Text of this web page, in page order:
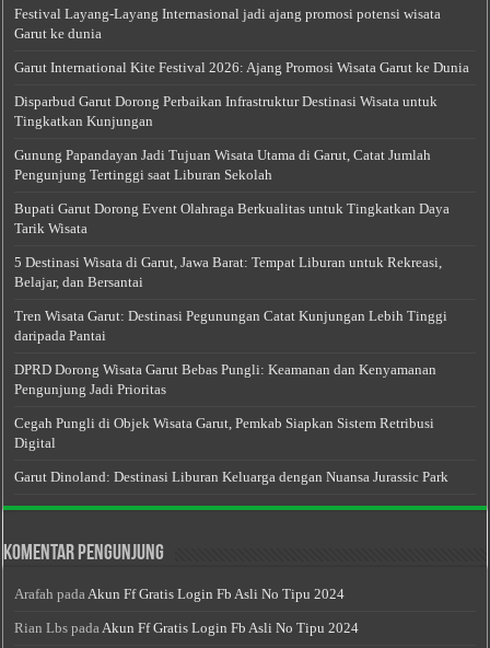
Festival Layang-Layang Internasional jadi ajang promosi potensi wisata
Garut ke dunia
Garut International Kite Festival 2026: Ajang Promosi Wisata Garut ke Dunia
Disparbud Garut Dorong Perbaikan Infrastruktur Destinasi Wisata untuk
Tingkatkan Kunjungan
Gunung Papandayan Jadi Tujuan Wisata Utama di Garut, Catat Jumlah
Pengunjung Tertinggi saat Liburan Sekolah
Bupati Garut Dorong Event Olahraga Berkualitas untuk Tingkatkan Daya
Tarik Wisata
5 Destinasi Wisata di Garut, Jawa Barat: Tempat Liburan untuk Rekreasi,
Belajar, dan Bersantai
Tren Wisata Garut: Destinasi Pegunungan Catat Kunjungan Lebih Tinggi
daripada Pantai
DPRD Dorong Wisata Garut Bebas Pungli: Keamanan dan Kenyamanan
Pengunjung Jadi Prioritas
Cegah Pungli di Objek Wisata Garut, Pemkab Siapkan Sistem Retribusi
Digital
Garut Dinoland: Destinasi Liburan Keluarga dengan Nuansa Jurassic Park
Komentar Pengunjung
Arafah padaAkun Ff Gratis Login Fb Asli No Tipu 2024
Rian Lbs padaAkun Ff Gratis Login Fb Asli No Tipu 2024